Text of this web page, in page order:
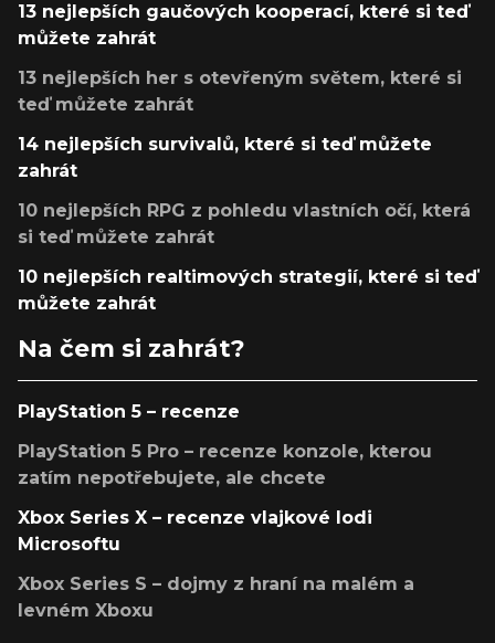
13 nejlepších gaučových kooperací, které si teď
můžete zahrát
13 nejlepších her s otevřeným světem, které si
teď můžete zahrát
14 nejlepších survivalů, které si teď můžete
zahrát
10 nejlepších RPG z pohledu vlastních očí, která
si teď můžete zahrát
10 nejlepších realtimových strategií, které si teď
můžete zahrát
Na čem si zahrát?
PlayStation 5 – recenze
PlayStation 5 Pro – recenze konzole, kterou
zatím nepotřebujete, ale chcete
Xbox Series X – recenze vlajkové lodi
Microsoftu
Xbox Series S – dojmy z hraní na malém a
levném Xboxu